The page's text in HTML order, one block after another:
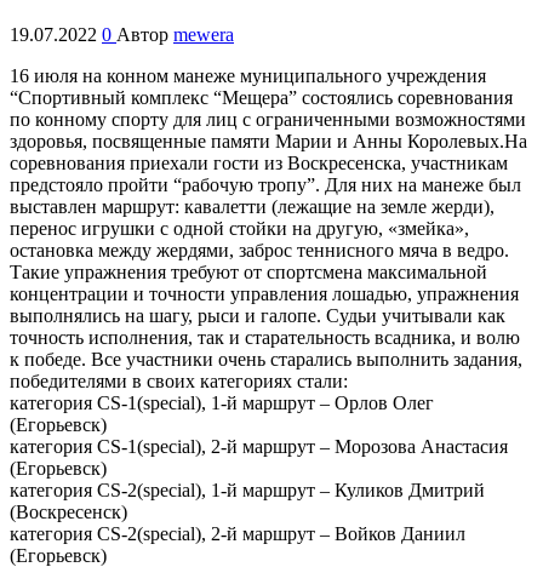
19.07.2022 0 Автор mewera
16 июля на конном манеже муниципального учреждения
“Спортивный комплекс “Мещера” состоялись соревнования
по конному спорту для лиц с ограниченными возможностями
здоровья, посвященные памяти Марии и Анны Королевых.На
соревнования приехали гости из Воскресенска, участникам
предстояло пройти “рабочую тропу”. Для них на манеже был
выставлен маршрут: кавалетти (лежащие на земле жерди),
перенос игрушки с одной стойки на другую, «змейка»,
остановка между жердями, заброс теннисного мяча в ведро.
Такие упражнения требуют от спортсмена максимальной
концентрации и точности управления лошадью, упражнения
выполнялись на шагу, рыси и галопе. Судьи учитывали как
точность исполнения, так и старательность всадника, и волю
к победе. Все участники очень старались выполнить задания,
победителями в своих категориях стали:
категория CS-1(special), 1-й маршрут – Орлов Олег
(Егорьевск)
категория CS-1(special), 2-й маршрут – Морозова Анастасия
(Егорьевск)
категория CS-2(special), 1-й маршрут – Куликов Дмитрий
(Воскресенск)
категория CS-2(special), 2-й маршрут – Войков Даниил
(Егорьевск)